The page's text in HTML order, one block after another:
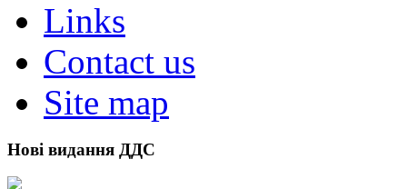
Links
Contact us
Site map
Нові видання ДДС